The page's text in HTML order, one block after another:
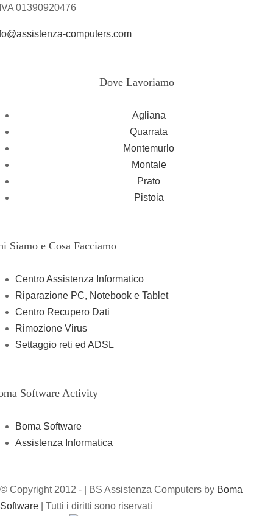
01390920476
computers.com
Dove Lavoriamo
Agliana
Quarrata
Montemurlo
Montale
Prato
Pistoia
Siamo e Cosa Facciamo
Centro Assistenza Informatico
Riparazione PC, Notebook e Tablet
Centro Recupero Dati
Rimozione Virus
Settaggio reti ed ADSL
Software Activity
Boma Software
Assistenza Informatica
© Copyright 2012 - | BS Assistenza Computers by Boma
Software | Tutti i diritti sono riservati